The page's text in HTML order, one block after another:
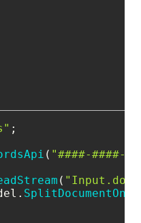
;
( "####-####-
(